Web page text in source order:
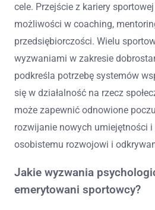
cele. Przejście z kariery
możliwości w coaching,
przedsiębiorczości. Wielu
wyzwaniami w zakresie
podkreśla potrzebę systemów
się w działalność na rzecz
może zapewnić odnowione
rozwijanie nowych umiejętności
osobistemu rozwojowi i
Jakie wyzwania
emerytowani sportowcy?